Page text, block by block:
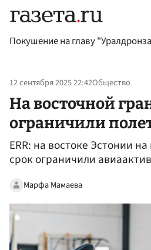
Покушение на главу
12 сентября 2025 22:42Общество
На восточной
ограничили
ERR: на востоке Эстонии
срок ограничили
Марфа Мамаева